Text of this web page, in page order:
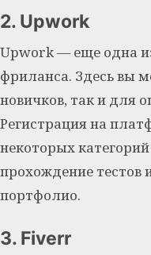
2. Upwork
Upwork — еще одна
фриланса. Здесь вы
новичков, так и для
Регистрация на
некоторых
прохождение тестов
портфолио.
3. Fiverr